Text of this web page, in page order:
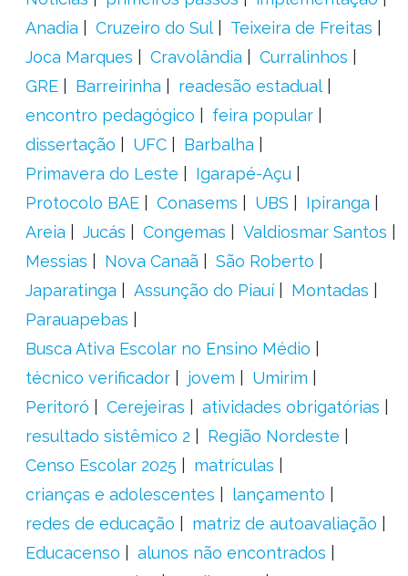
Anadia
Cruzeiro do Sul
Teixeira de Freitas
Joca Marques
Cravolândia
Curralinhos
GRE
Barreirinha
readesão estadual
encontro pedagógico
feira popular
dissertação
UFC
Barbalha
Primavera do Leste
Igarapé-Açu
Protocolo BAE
Conasems UBS
Ipiranga
Areia
Jucás Congemas
Valdiosmar Santos
Messias
Nova Canaã
São Roberto
Japaratinga
Assunção do Piauí
Montadas
Parauapebas
Busca Ativa Escolar no Ensino Médio
técnico verificador
jovem
Umirim
Peritoró
Cerejeiras
atividades obrigatórias
resultado sistêmico 2
Região Nordeste
Censo Escolar 2025
matrículas
crianças e adolescentes
lançamento
redes de educação
matriz de autoavaliação
Educacenso
alunos não encontrados